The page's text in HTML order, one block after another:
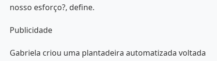
nosso esforço?, define.
Publicidade
Gabriela criou uma plantadeira automatizada voltada